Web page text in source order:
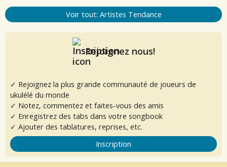
Voir tout: Artistes Tendance
Rejoignez nous!
✓ Rejoignez la plus grande communauté de joueurs de
ukulélé du monde
✓ Notez, commentez et faites-vous des amis
✓ Enregistrez des tabs dans votre songbook
✓ Ajouter des tablatures, reprises, etc.
Inscription